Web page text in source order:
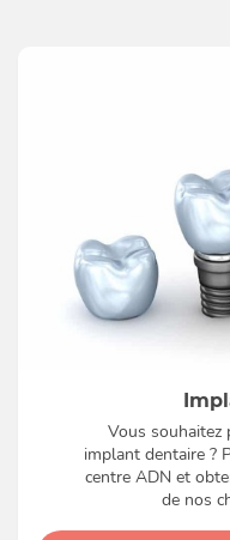
Vous souhaitez
implant dentaire ?
centre ADN et
de nos